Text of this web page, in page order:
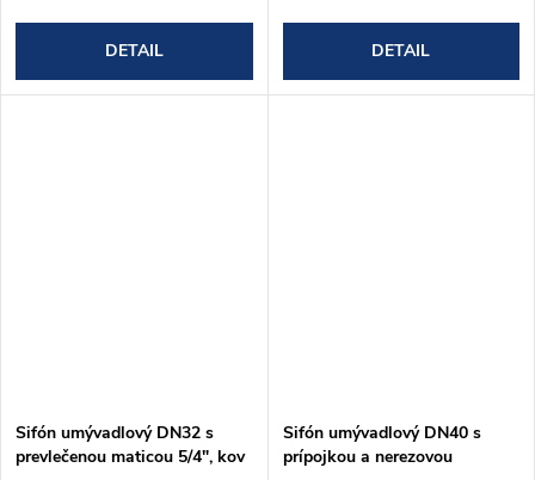
DETAIL DETAIL
Sifón umývadlový DN32 s
prevlečenou maticou 5/4", kov
Sifón umývadlový DN40 s
prípojkou a nerezovou